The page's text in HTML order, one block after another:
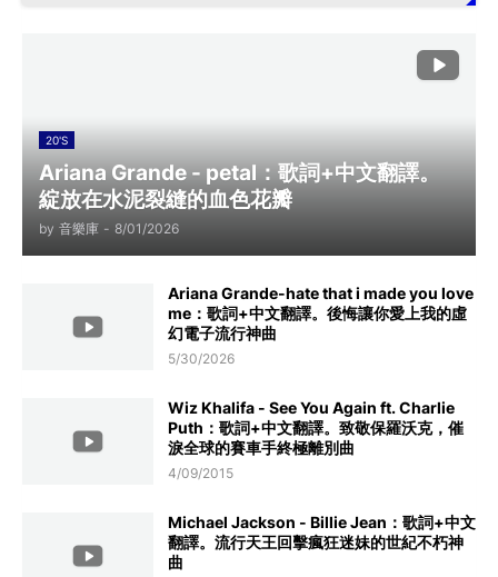
20'S
Ariana Grande - petal：歌詞+中文翻譯。
綻放在水泥裂縫的血色花瓣
by 音樂庫 - 8/01/2026
Ariana Grande-hate that i made you love
me：歌詞+中文翻譯。後悔讓你愛上我的虛
幻電子流行神曲
5/30/2026
Wiz Khalifa - See You Again ft. Charlie
Puth：歌詞+中文翻譯。致敬保羅沃克，催
淚全球的賽車手終極離別曲
4/09/2015
Michael Jackson - Billie Jean：歌詞+中文
翻譯。流行天王回擊瘋狂迷妹的世紀不朽神
曲